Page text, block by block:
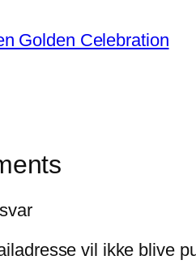
Golden Celebration
vil ikke blive